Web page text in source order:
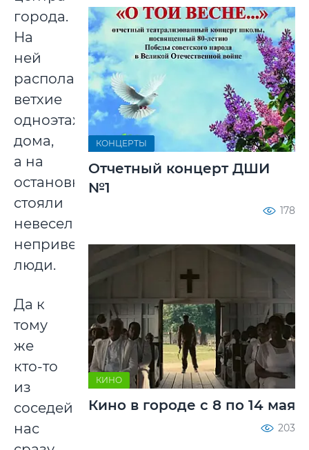
города.
На
ней
располагались
ветхие
одноэтажные
дома,
а на
остановках
стояли
невеселые,
неприветливые
люди.
Да к
тому
же
кто-то
из
соседей
нас
КОНЦЕРТЫ
Отчетный концерт ДШИ
№1
178
КИНО
Кино в городе с 8 по 14 мая
203